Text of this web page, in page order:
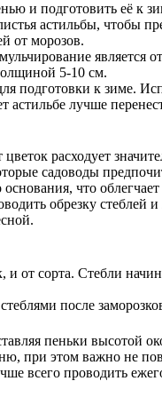
и подготовить её к
астильбы, чтобы
от морозов.
является
5-10 см.
подготовки к зиме.
лучше
расходует
садоводы
что
обрезку
и от сорта. Стебли
после
пеньки
при этом важно
всего проводить